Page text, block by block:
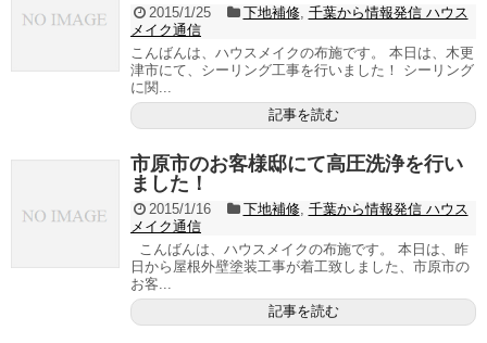
2015/1/25 下地補修, 千葉から情報発信 ハウス
メイク通信
こんばんは、ハウスメイクの布施です。 本日は、木更
津市にて、シーリング工事を行いました！ シーリング
に関...
記事を読む
市原市のお客様邸にて高圧洗浄を行い
ました！
2015/1/16 下地補修, 千葉から情報発信 ハウス
メイク通信
こんばんは、ハウスメイクの布施です。 本日は、昨
日から屋根外壁塗装工事が着工致しました、市原市の
お客...
記事を読む